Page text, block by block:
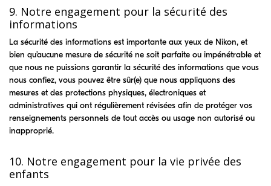
9. Notre engagement pour la sécurité des
informations
La sécurité des informations est importante aux yeux de Nikon, et
bien qu’aucune mesure de sécurité ne soit parfaite ou impénétrable et
que nous ne puissions garantir la sécurité des informations que vous
nous confiez, vous pouvez être sûr(e) que nous appliquons des
mesures et des protections physiques, électroniques et
administratives qui ont régulièrement révisées afin de protéger vos
renseignements personnels de tout accès ou usage non autorisé ou
inapproprié.
10. Notre engagement pour la vie privée des
enfants